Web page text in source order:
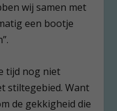
wij samen met
een bootje
tijd nog niet
stiltegebied. Want
de gekkigheid die